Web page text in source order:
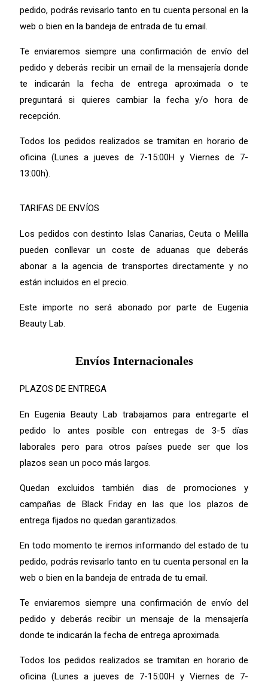
pedido, podrás revisarlo tanto en tu cuenta personal en la
web o bien en la bandeja de entrada de tu email.
Te enviaremos siempre una confirmación de envío del
pedido y deberás recibir un email de la mensajería donde
te indicarán la fecha de entrega aproximada o te
preguntará si quieres cambiar la fecha y/o hora de
recepción.
Todos los pedidos realizados se tramitan en horario de
oficina (Lunes a jueves de 7-15:00H y Viernes de 7-
13:00h).
TARIFAS DE ENVÍOS
Los pedidos con destinto Islas Canarias, Ceuta o Melilla
pueden conllevar un coste de aduanas que deberás
abonar a la agencia de transportes directamente y no
están incluidos en el precio.
Este importe no será abonado por parte de Eugenia
Beauty Lab.
Envíos Internacionales
PLAZOS DE ENTREGA
En Eugenia Beauty Lab trabajamos para entregarte el
pedido lo antes posible con entregas de 3-5 días
laborales pero para otros países puede ser que los
plazos sean un poco más largos.
Quedan excluidos también dias de promociones y
campañas de Black Friday en las que los plazos de
entrega fijados no quedan garantizados.
En todo momento te iremos informando del estado de tu
pedido, podrás revisarlo tanto en tu cuenta personal en la
web o bien en la bandeja de entrada de tu email.
Te enviaremos siempre una confirmación de envío del
pedido y deberás recibir un mensaje de la mensajería
donde te indicarán la fecha de entrega aproximada.
Todos los pedidos realizados se tramitan en horario de
oficina (Lunes a jueves de 7-15:00H y Viernes de 7-